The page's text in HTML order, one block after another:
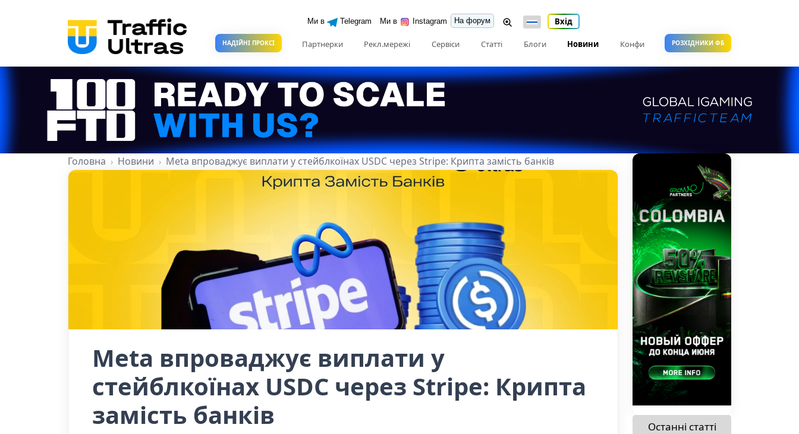
Ми в Telegram Ми в Instagram На форум Вхід
НАДІЙНІ ПРОКСІ Партнерки Рекл.мережі Сервіси Статті Блоги Новини Конфи РОЗХІДНИКИ ФБ
Головна Новини Meta впроваджує виплати у стейблкоїнах USDC через Stripe: Крипта замість банків
Meta впроваджує виплати у
стейблкоїнах USDC через Stripe: Крипта
замість банків
Останні статті